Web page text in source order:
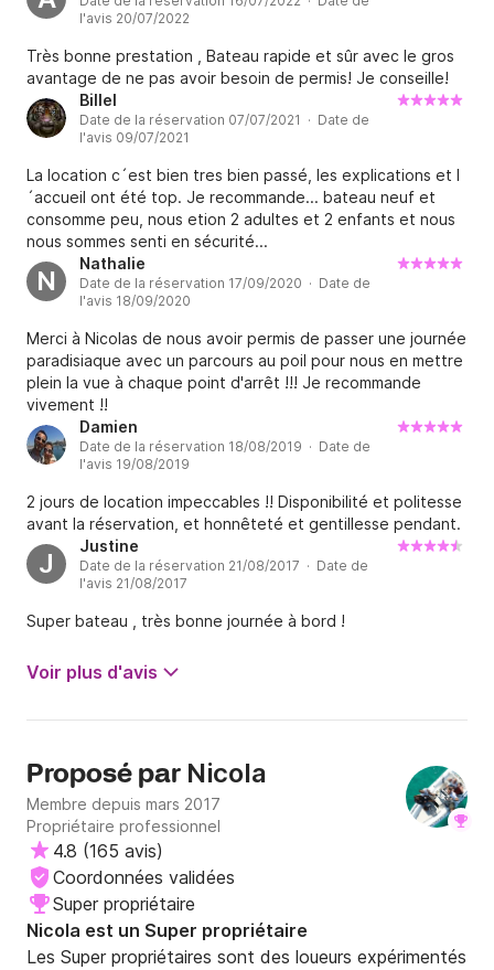
Septembre : 9h30 - 17h00
Octobre : 10h30 - 16h30
Informations utiles :
Cauchemar : Exigé à l'arrivée par carte bancaire
(restitué au départ après inspection du semi-rigide).
Carburant : Non inclus dans le prix de la location.
Qu'attendez-vous ? L'océan vous appelle ! Réservez
vivez des émotions inoubliables le long des
magnifiques côtes du golfe d'Olbia. ?✨ Nous avons
hâte de vous accueillir à bord !
l'avis 20/07/2022
Très bonne prestation , Bateau rapide et sûr avec le gros
avantage de ne pas avoir besoin de permis! Je conseille!
Billel
Date de la réservation 07/07/2021 · Date de
l'avis 09/07/2021
La location c´est bien tres bien passé, les explications et l
´accueil ont été top. Je recommande... bateau neuf et
consomme peu, nous etion 2 adultes et 2 enfants et nous
nous sommes senti en sécurité...
N
Nathalie
Date de la réservation 17/09/2020 · Date de
l'avis 18/09/2020
Merci à Nicolas de nous avoir permis de passer une journée
paradisiaque avec un parcours au poil pour nous en mettre
plein la vue à chaque point d'arrêt !!! Je recommande
vivement !!
Damien
Date de la réservation 18/08/2019 · Date de
l'avis 19/08/2019
2 jours de location impeccables !! Disponibilité et politesse
avant la réservation, et honnêteté et gentillesse pendant.
J
Justine
Date de la réservation 21/08/2017 · Date de
l'avis 21/08/2017
Super bateau , très bonne journée à bord !
Voir plus d'avis
Proposé par Nicola
Membre depuis mars 2017
Propriétaire professionnel
4.8 (165 avis)
Coordonnées validées
Super propriétaire
Nicola est un Super propriétaire
Les Super propriétaires sont des loueurs expérimentés